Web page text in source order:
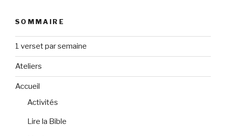
SOMMAIRE
1 verset par semaine
Ateliers
Accueil
Activités
Lire la Bible